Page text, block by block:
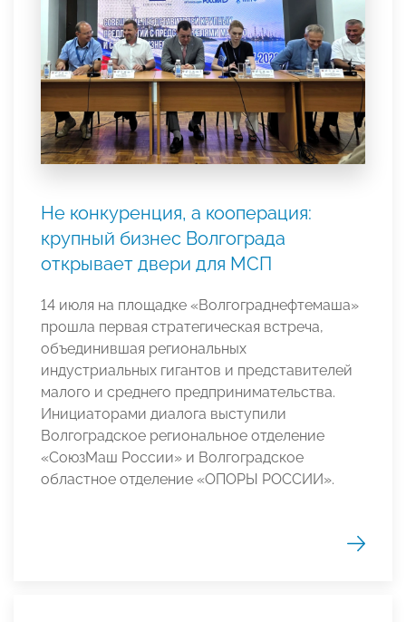
Не конкуренция, а кооперация:
крупный бизнес Волгограда
открывает двери для МСП
14 июля на площадке «Волгограднефтемаша»
прошла первая стратегическая встреча,
объединившая региональных
индустриальных гигантов и представителей
малого и среднего предпринимательства.
Инициаторами диалога выступили
Волгоградское региональное отделение
«СоюзМаш России» и Волгоградское
областное отделение «ОПОРЫ РОССИИ».